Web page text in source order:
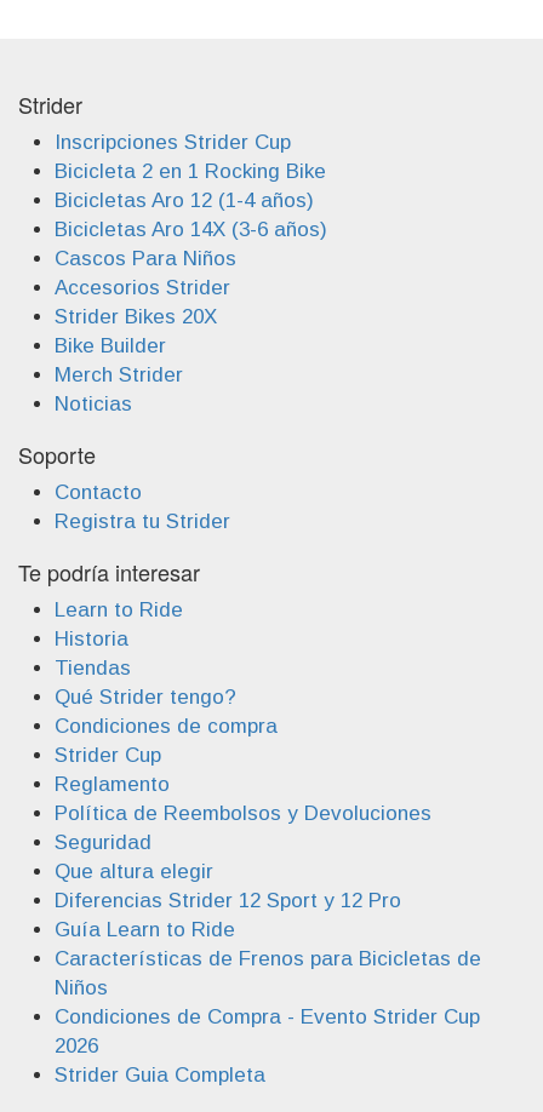
Strider
Inscripciones Strider Cup
Bicicleta 2 en 1 Rocking Bike
Bicicletas Aro 12 (1-4 años)
Bicicletas Aro 14X (3-6 años)
Cascos Para Niños
Accesorios Strider
Strider Bikes 20X
Bike Builder
Merch Strider
Noticias
Soporte
Contacto
Registra tu Strider
Te podría interesar
Learn to Ride
Historia
Tiendas
Qué Strider tengo?
Condiciones de compra
Strider Cup
Reglamento
Política de Reembolsos y Devoluciones
Seguridad
Que altura elegir
Diferencias Strider 12 Sport y 12 Pro
Guía Learn to Ride
Características de Frenos para Bicicletas de
Niños
Condiciones de Compra - Evento Strider Cup
2026
Strider Guia Completa